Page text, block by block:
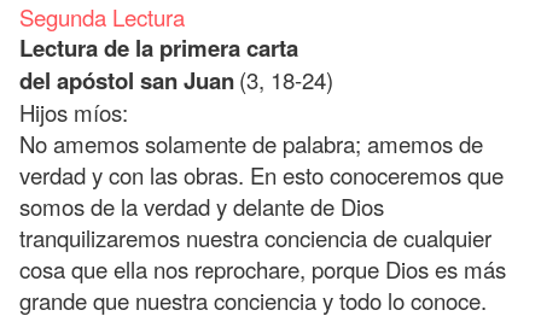
Segunda Lectura
Lectura de la primera carta
del apóstol san Juan(3, 18-24)
Hijos míos:
No amemos solamente de palabra; amemos de
verdad y con las obras. En esto conoceremos que
somos de la verdad y delante de Dios
tranquilizaremos nuestra conciencia de cualquier
cosa que ella nos reprochare, porque Dios es más
grande que nuestra conciencia y todo lo conoce.